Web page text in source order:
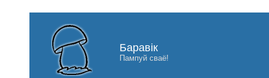
Баравік
Пампуй сваё!